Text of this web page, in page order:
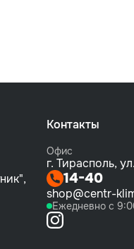
Контакты
Офис
г. Тирасполь,
14-40
shop@centr-
Ежедневно с